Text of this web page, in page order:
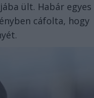
ült. Habár egyes
cáfolta, hogy